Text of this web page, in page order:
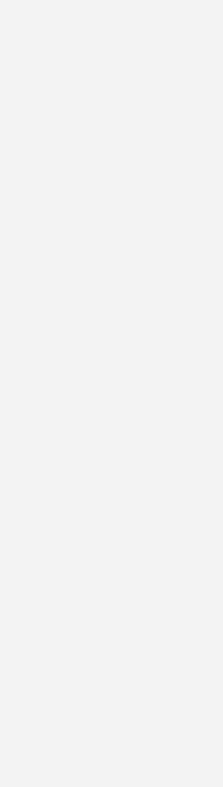
nur bei Villeroy & Boch,
etabliert, häufig in der
Armaturen. Die
für ihre Generation kapern
Collage mit Lorbeergrün,
wunderbar vorweg, wie
im lebensechten Showroom
wie naturnah und robust ein
und Olivenbäumchen
ein leiser Lachston
cremefarbenen
& Boch herausleuchtete.
100 ­Jahren der
während in
zu beobachten ist.
von Rot, Gelb, Grün
gewählt, sondern
bzw. Waldseegrün für
Sommer, in leuchtendem
gezeigt. All das inmitten
5000 echten Blüten
der beliebteste
wurde gezeigt, wie
vor einem
Fast überflüssig zu
die klassischen Farben von
Varianten und Armaturen in